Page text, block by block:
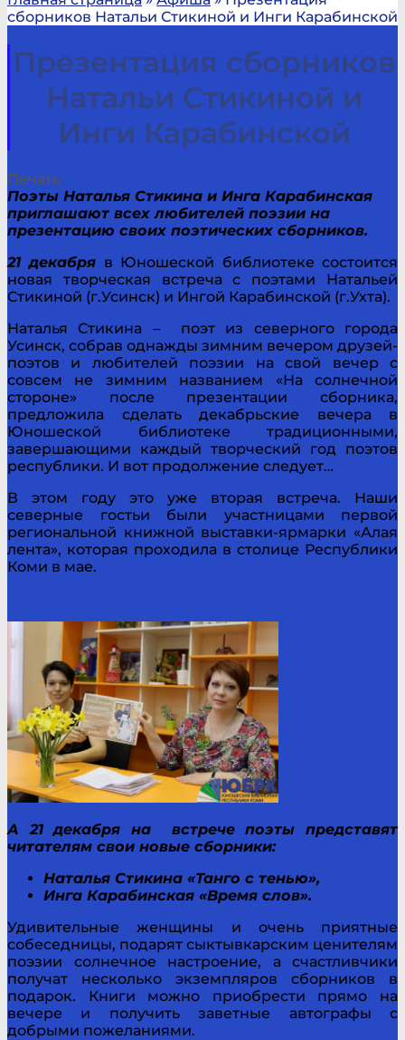
сборников Натальи Стикиной и Инги Карабинской
Презентация сборников
Натальи Стикиной и
Инги Карабинской
Печать
Поэты Наталья Стикина и Инга Карабинская
приглашают всех любителей поэзии на
презентацию своих поэтических сборников.
21 декабря в Юношеской библиотеке состоится
новая творческая встреча с поэтами Натальей
Стикиной (г.Усинск) и Ингой Карабинской (г.Ухта).
Наталья Стикина – поэт из северного города
Усинск, собрав однажды зимним вечером друзей-
поэтов и любителей поэзии на свой вечер с
совсем не зимним названием «На солнечной
стороне» после презентации сборника,
предложила сделать декабрьские вечера в
Юношеской библиотеке традиционными,
завершающими каждый творческий год поэтов
республики. И вот продолжение следует…
В этом году это уже вторая встреча. Наши
северные гостьи были участницами первой
региональной книжной выставки-ярмарки «Алая
лента», которая проходила в столице Республики
Коми в мае.
А 21 декабря на встрече поэты представят
читателям свои новые сборники:
Наталья Стикина «Танго с тенью»,
Инга Карабинская «Время слов».
Удивительные женщины и очень приятные
собеседницы, подарят сыктывкарским ценителям
поэзии солнечное настроение, а счастливчики
получат несколько экземпляров сборников в
подарок. Книги можно приобрести прямо на
вечере и получить заветные автографы с
добрыми пожеланиями.